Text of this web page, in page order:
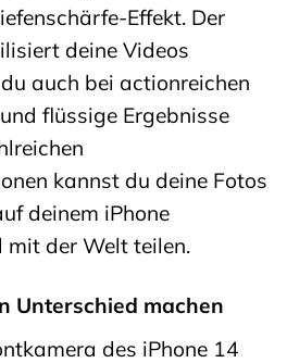
Effekt. Der
deine Videos
auch bei actionreichen
flüssige Ergebnisse
kannst du deine Fotos
deinem iPhone
mit der Welt teilen.
Unterschied machen
des iPhone 14